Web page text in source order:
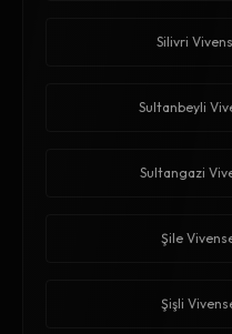
Silivri
Sultanbeyli
Sultangazi
Şile
Şişli